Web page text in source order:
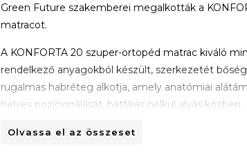
Green Future szakemberei megalkották a
matracot.
A KONFORTA 20 szuper-ortopéd matrac kiváló
rendelkező anyagokból készült, szerkezetét
rugalmas habréteg alkotja, amely anatómiai
helyes pozícionálását, hátfájás nélkül alvás közben.
Olvassa el az összeset